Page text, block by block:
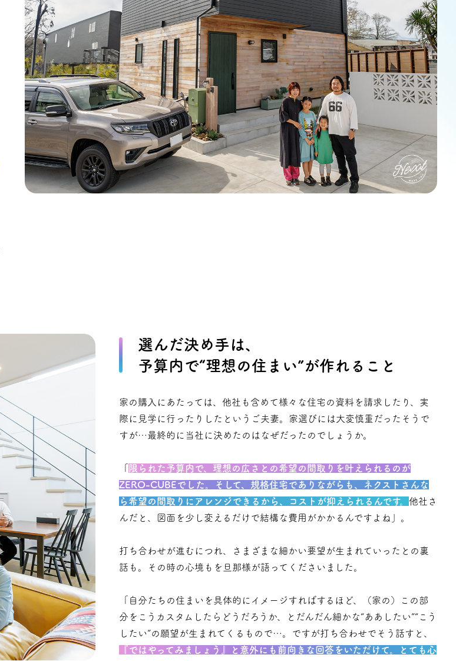
選んだ決め手は、
予算内で“理想の住まい”が作れること
家の購入にあたっては、他社も含めて様々な住宅の資料を請求したり、実
際に見学に行ったりしたというご夫妻。家選びには大変慎重だったそうで
すが…最終的に当社に決めたのはなぜだったのでしょうか。
限られた予算内で、理想の広さとの希望の間取りを叶えられるのが
ZERO-CUBEでした。そして、規格住宅でありながらも、ネクストさんな
ら希望の間取りにアレンジできるから、コストが抑えられるんです。 他社さ
んだと、図面を少し変えるだけで結構な費用がかかるんですよね」。
打ち合わせが進むにつれ、さまざまな細かい要望が生まれていったとの裏
話も。その時の心境もを旦那様が語ってくださいました。
「自分たちの住まいを具体的にイメージすればするほど、（家の）この部
分をこうカスタムしたらどうだろうか、とだんだん細かな“ああしたい”“こう
したい”の願望が生まれてくるもので…。ですが打ち合わせでそう話すと、
『ではやってみましょう』と意外にも前向きな回答をいただけて。とても心